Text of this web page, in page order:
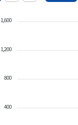
1,600
1,200
800
400